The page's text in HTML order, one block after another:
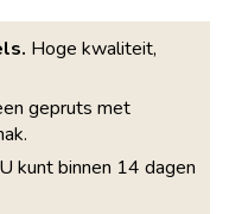
Hoge kwaliteit,
gepruts met
U kunt binnen 14 dagen